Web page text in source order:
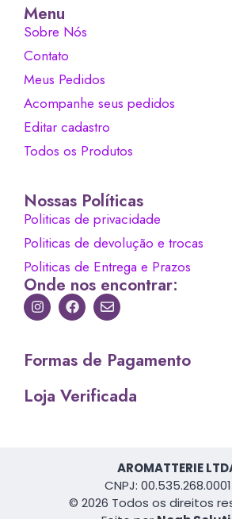
Menu
Sobre Nós
Contato
Meus Pedidos
Acompanhe seus pedidos
Editar cadastro
Todos os Produtos
Nossas Políticas
Politicas de privacidade
Politicas de devolução e trocas
Politicas de Entrega e Prazos
Onde nos encontrar:
Formas de Pagamento
Loja Verificada
AROMATTERIE
CNPJ:
© 2026 Todos os direitos